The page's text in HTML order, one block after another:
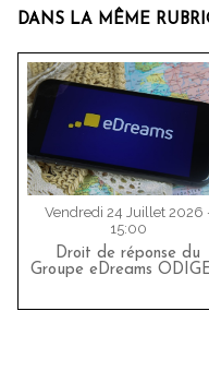
DANS LA MÊME
Vendredi 24 Juillet 2026
15:00
Droit de réponse du
Groupe eDreams